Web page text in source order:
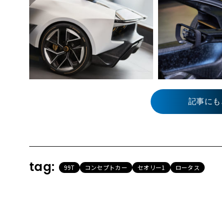
記事に
tag: 99T コンセプトカー セオリー1 ロータス